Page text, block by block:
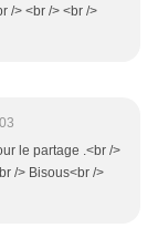
/> <br /> <br />
le partage .<br />
/> Bisous<br />